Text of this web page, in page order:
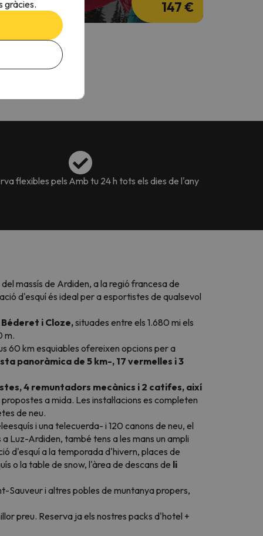
147 €
flexibles pels Amb tu 24 h tots els dies de l'any
massís de Ardiden, a la regió francesa de
d'esquí és ideal per a esportistes de qualsevol
i Cloze,situades entre els 1.680 mi els
m.
60 km esquiables ofereixen opcions per a
panoràmica de 5 km-, 17 vermelles i 3
4 remuntadors mecànics i 2 catifes, així
a mida. Les instal·lacions es completen
de neu.
i una telecuerda- i 120 canons de neu, el
Luz-Ardiden, també tens a les mans un ampli
d'esquí a la temporada d'hivern, places de
o la table de snow, l'àrea de descans de li
Sauveur i altres pobles de muntanya propers,
preu. Reserva ja els nostres packs d'hotel +
gràcies.